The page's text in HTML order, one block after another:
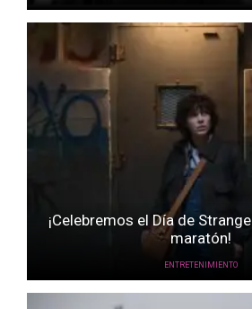
¡Celebremos el Día de
maratón!
ENTRETENIMIENTO